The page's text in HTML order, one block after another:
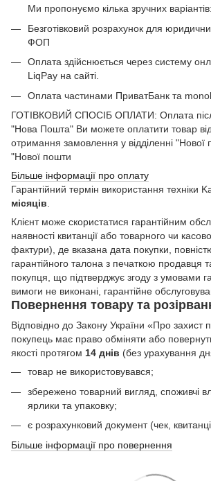
Ми пропонуємо кілька зручних варіантів:
Безготівковий розрахунок для
ФОП
Оплата здійснюється через систему
LiqPay на сайті.
Оплата частинами ПриватБанк та
ГОТІВКОВИЙ СПОСІБ ОПЛАТИ: Оплата
"Нова Пошта" Ви можете оплатити товар
отримання замовлення у відділенні
"Нової пошти
Більше інформації про оплату
Гарантійний термін використання техніки
місяців
Клієнт може скористатися гарантійним
наявності квитанції або товарного чи
фактури), де вказана дата покупки,
гарантійного талона з печаткою продавця
покупця, що підтверджує згоду з умовами
вимоги не виконані, гарантійне
Повернення товару та
Відповідно до Закону України «Про захист
покупець має право обміняти або
якості протягом 14 днів (без урахування
товар не використовувався;
збережено товарний вигляд, споживчі
ярлики та упаковку;
є розрахунковий документ (чек,
Більше інформації про повернення